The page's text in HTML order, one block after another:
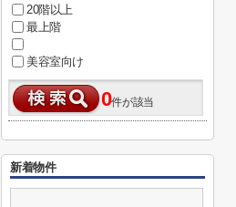
20階以上
最上階
美容室向け
0件が該当
新着物件